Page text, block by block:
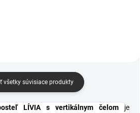
všetky súvisiace produkty
LÍVIA s vertikálnym čelom je